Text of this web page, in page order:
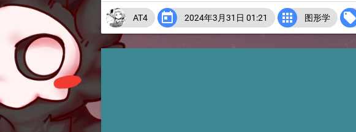
AT4  2024年3月31日 01:21  图形学 